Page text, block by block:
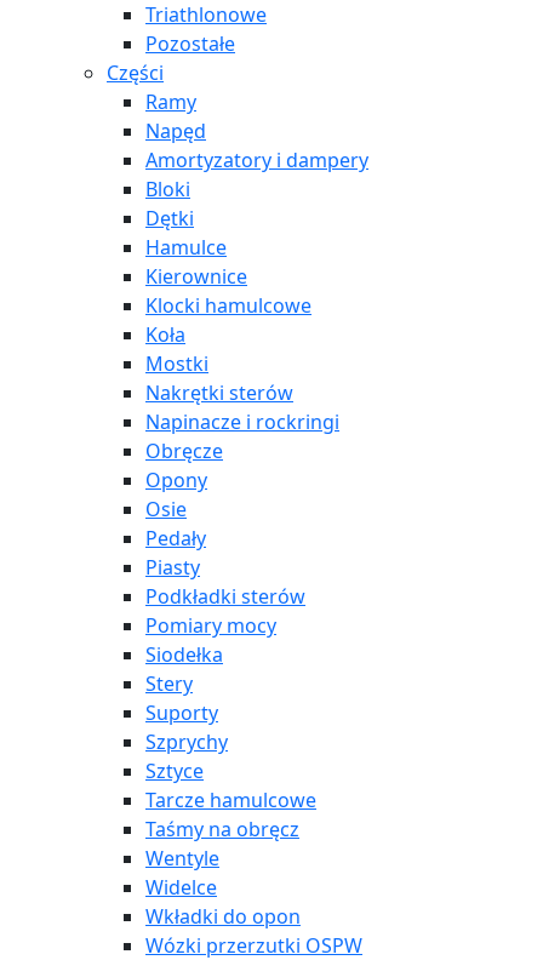
Triathlonowe
Pozostałe
Części
Ramy
Napęd
Amortyzatory i dampery
Bloki
Dętki
Hamulce
Kierownice
Klocki hamulcowe
Koła
Mostki
Nakrętki sterów
Napinacze i rockringi
Obręcze
Opony
Osie
Pedały
Piasty
Podkładki sterów
Pomiary mocy
Siodełka
Stery
Suporty
Szprychy
Sztyce
Tarcze hamulcowe
Taśmy na obręcz
Wentyle
Widelce
Wkładki do opon
Wózki przerzutki OSPW